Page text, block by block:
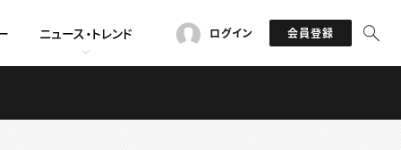
ニュース・トレンド ログイン 会員登録